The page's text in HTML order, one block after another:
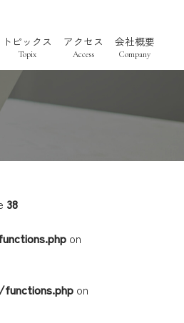
脱毛
トピックス
Topix
アクセス
Access
会社概要
Company
38
on
on